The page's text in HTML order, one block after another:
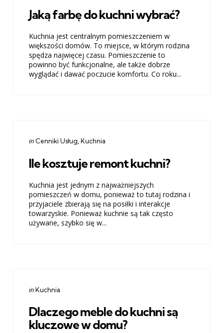
Jaką farbę do kuchni wybrać?
Kuchnia jest centralnym pomieszczeniem w
większości domów. To miejsce, w którym rodzina
spędza najwięcej czasu. Pomieszczenie to
powinno być funkcjonalne, ale także dobrze
wyglądać i dawać poczucie komfortu. Co roku...
Categories
Posted
in Cenniki Usług Kuchnia
Ile kosztuje remont kuchni?
Kuchnia jest jednym z najważniejszych
pomieszczeń w domu, ponieważ to tutaj rodzina i
przyjaciele zbierają się na posiłki i interakcje
towarzyskie. Ponieważ kuchnie są tak często
używane, szybko się w...
Categories
Posted
inKuchnia
Dlaczego meble do kuchni są
kluczowe w domu?